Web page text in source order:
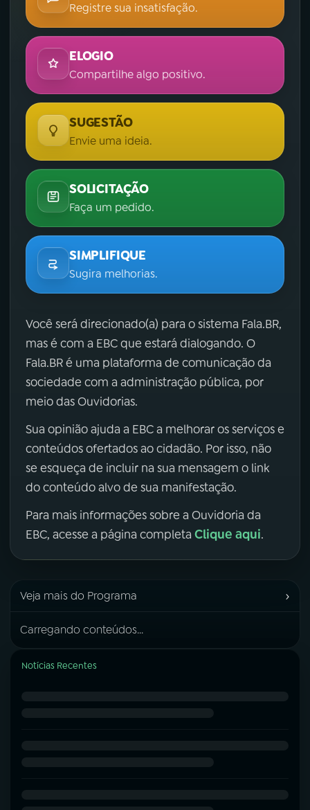
Registre sua insatisfação.
ELOGIO
Compartilhe algo positivo.
SUGESTÃO
Envie uma ideia.
SOLICITAÇÃO
Faça um pedido.
SIMPLIFIQUE
Sugira melhorias.
Você será direcionado(a) para o sistema Fala.BR,
mas é com a EBC que estará dialogando. O
Fala.BR é uma plataforma de comunicação da
sociedade com a administração pública, por
meio das Ouvidorias.
Sua opinião ajuda a EBC a melhorar os serviços e
conteúdos ofertados ao cidadão. Por isso, não
se esqueça de incluir na sua mensagem o link
do conteúdo alvo de sua manifestação.
Para mais informações sobre a Ouvidoria da
EBC, acesse a página completa Clique aqui.
Veja mais do Programa ›
Carregando conteúdos...
Notícias Recentes